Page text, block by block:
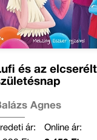
és az elcserélt
Ágnes
ár:
Online ár: